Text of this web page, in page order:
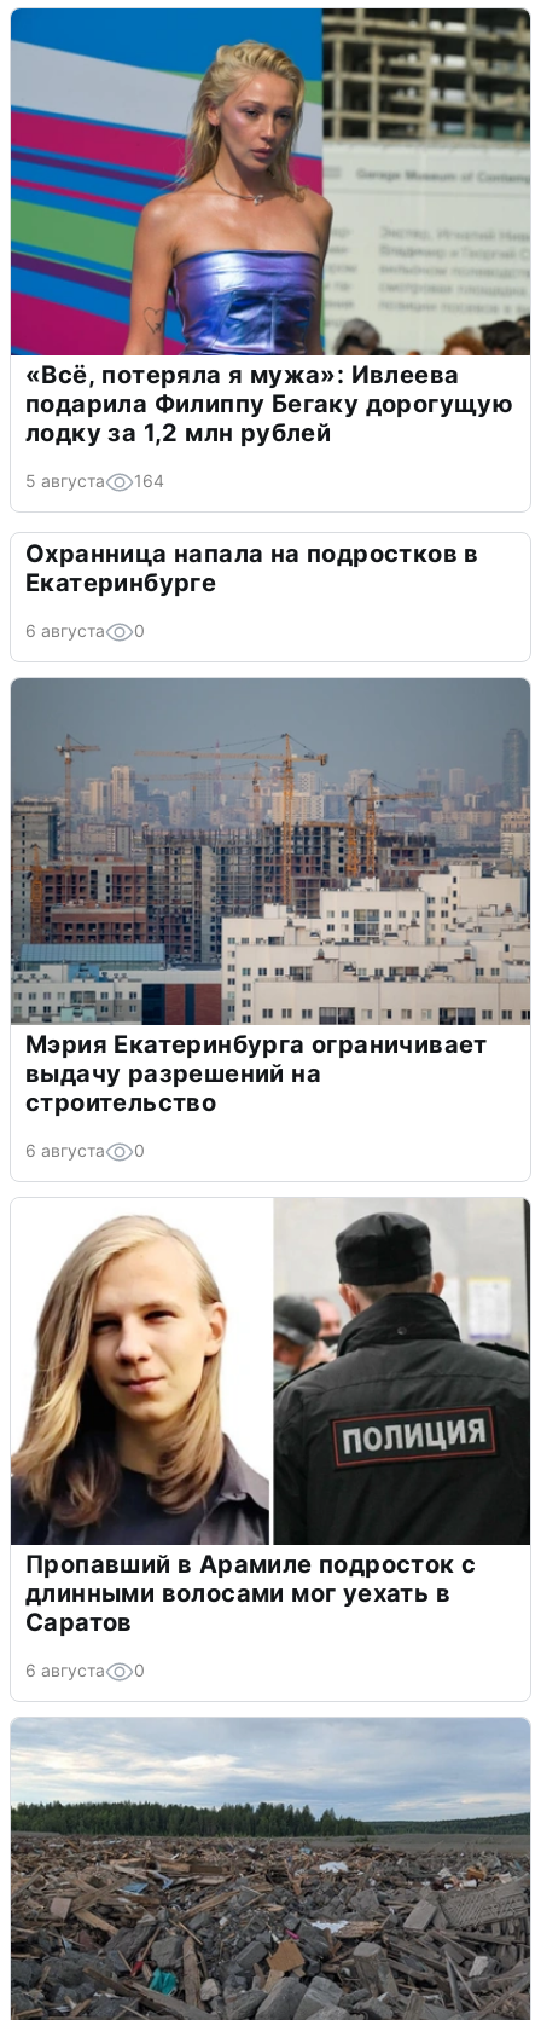
«Всё, потеряла я мужа»: Ивлеева
подарила Филиппу Бегаку дорогущую
лодку за 1,2 млн рублей
5 августа 164
Охранница напала на подростков в
Екатеринбурге
6 августа 0
Мэрия Екатеринбурга ограничивает
выдачу разрешений на
строительство
6 августа 0
Пропавший в Арамиле подросток с
длинными волосами мог уехать в
Саратов
6 августа 0